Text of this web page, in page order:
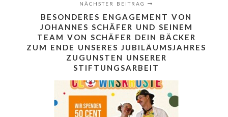
NÄCHSTER BEITRAG
BESONDERES ENGAGEMENT VON
JOHANNES SCHÄFER UND SEINEM
TEAM VON SCHÄFER DEIN BÄCKER
ZUM ENDE UNSERES JUBILÄUMSJAHRES
ZUGUNSTEN UNSERER
STIFTUNGSARBEIT